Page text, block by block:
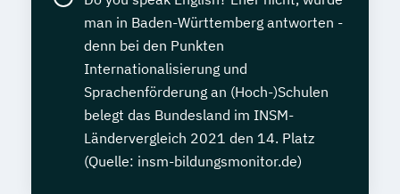
man in Baden-Württemberg antworten -
denn bei den Punkten
Internationalisierung und
Sprachenförderung an (Hoch-)Schulen
belegt das Bundesland im INSM-
Ländervergleich 2021 den 14. Platz
(Quelle: insm-bildungsmonitor.de)